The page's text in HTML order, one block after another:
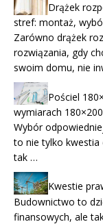
Drążek
stref: montaż,
Zarówno drążek
rozwiązania, gdy
swoim domu, nie
Pościel
wymiarach 180×200
Wybór
to nie tylko kwestia
tak …
Kwestie
Budownictwo to
finansowych, ale